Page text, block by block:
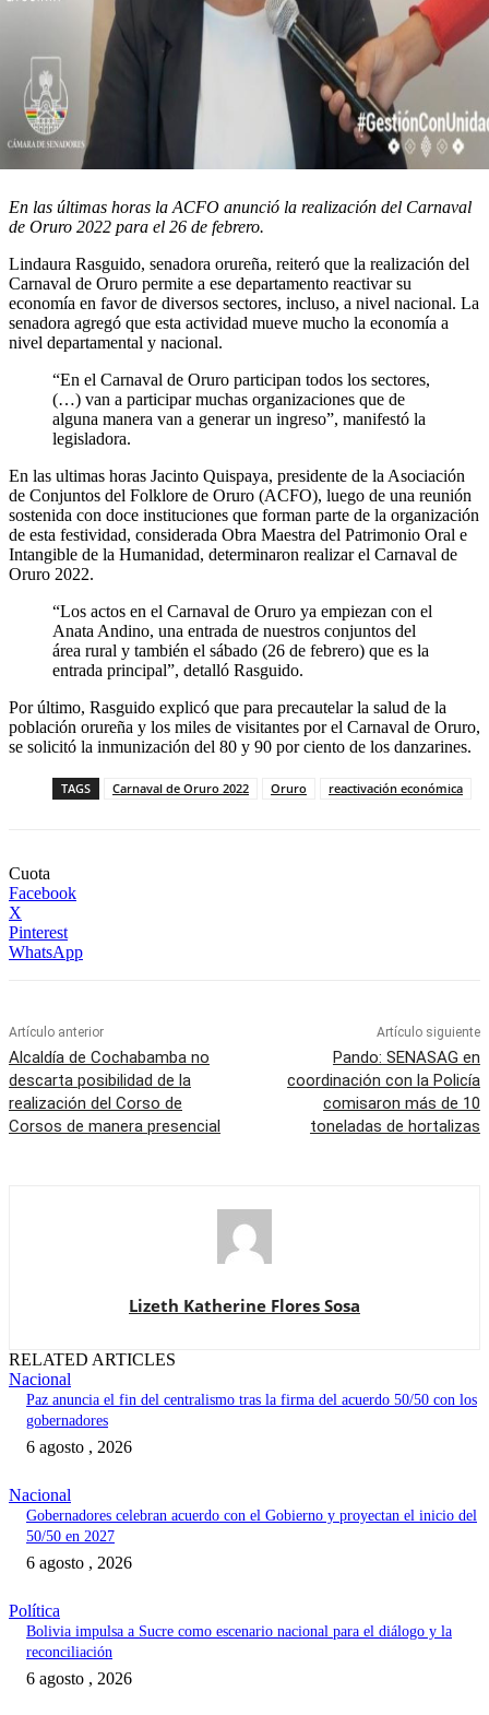
En las últimas horas la ACFO anunció la realización del Carnaval
de Oruro 2022 para el 26 de febrero.
Lindaura Rasguido, senadora orureña, reiteró que la realización del
Carnaval de Oruro permite a ese departamento reactivar su
economía en favor de diversos sectores, incluso, a nivel nacional. La
senadora agregó que esta actividad mueve mucho la economía a
nivel departamental y nacional.
“En el Carnaval de Oruro participan todos los sectores,
(…) van a participar muchas organizaciones que de
alguna manera van a generar un ingreso”, manifestó la
legisladora.
En las ultimas horas Jacinto Quispaya, presidente de la Asociación
de Conjuntos del Folklore de Oruro (ACFO), luego de una reunión
sostenida con doce instituciones que forman parte de la organización
de esta festividad, considerada Obra Maestra del Patrimonio Oral e
Intangible de la Humanidad, determinaron realizar el Carnaval de
Oruro 2022.
“Los actos en el Carnaval de Oruro ya empiezan con el
Anata Andino, una entrada de nuestros conjuntos del
área rural y también el sábado (26 de febrero) que es la
entrada principal”, detalló Rasguido.
Por último, Rasguido explicó que para precautelar la salud de la
población orureña y los miles de visitantes por el Carnaval de Oruro,
se solicitó la inmunización del 80 y 90 por ciento de los danzarines.
TAGS Carnaval de Oruro 2022 Oruro reactivación económica
Cuota
Facebook
X
Pinterest
WhatsApp
Artículo anterior
Alcaldía de Cochabamba no
descarta posibilidad de la
realización del Corso de
Corsos de manera presencial
Artículo siguiente
Pando: SENASAG en
coordinación con la Policía
comisaron más de 10
toneladas de hortalizas
Lizeth Katherine Flores Sosa
RELATED ARTICLES
Nacional
Paz anuncia el fin del centralismo tras la firma del acuerdo 50/50 con los
gobernadores
6 agosto , 2026
Nacional
Gobernadores celebran acuerdo con el Gobierno y proyectan el inicio del
50/50 en 2027
6 agosto , 2026
Política
Bolivia impulsa a Sucre como escenario nacional para el diálogo y la
reconciliación
6 agosto , 2026